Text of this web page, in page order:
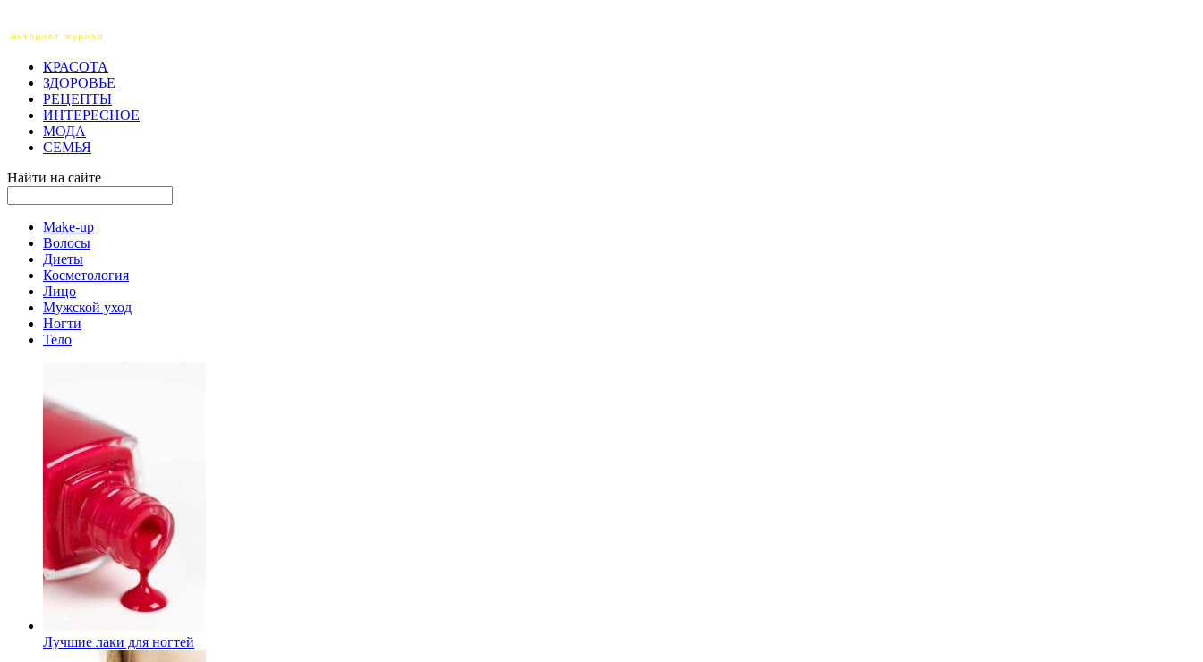
КРАСОТА
ЗДОРОВЬЕ
РЕЦЕПТЫ
ИНТЕРЕСНОЕ
МОДА
СЕМЬЯ
Найти на сайте
Make-up
Волосы
Диеты
Косметология
Лицо
Мужской уход
Ногти
Тело
Лучшие лаки для ногтей